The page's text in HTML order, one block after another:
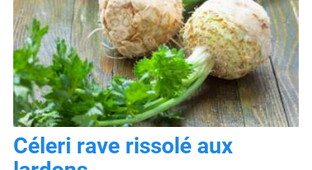
Céleri rave rissolé aux